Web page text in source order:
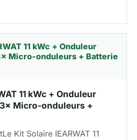
11 kWc + Onduleur
Micro-onduleurs +
Kit Solaire IEARWAT 11